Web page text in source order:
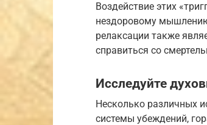
Воздействие этих
нездоровому
релаксации также
справиться со
Исследуйте
Несколько различных
системы убеждений,